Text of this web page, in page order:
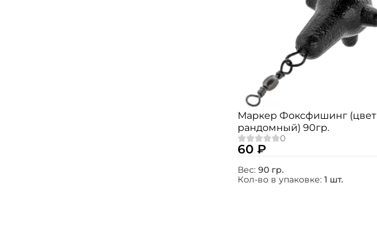
Маркер Фоксфишинг (цвет
рандомный) 90гр.
60 ₽
Вес: 90 гр.
Кол-во в упаковке: 1 шт.